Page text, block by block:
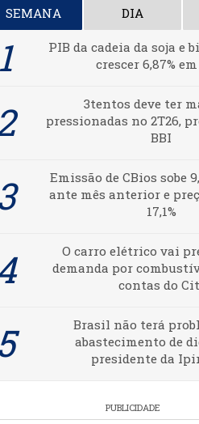
SEMANA DIA
PIB da cadeia da soja e
crescer 6,87% em
3tentos deve ter
pressionadas no 2T26,
BBI
Emissão de CBios sobe
ante mês anterior e
17,1%
O carro elétrico vai
demanda por
contas do
Brasil não terá
abastecimento de
presidente da
PUBLICIDADE